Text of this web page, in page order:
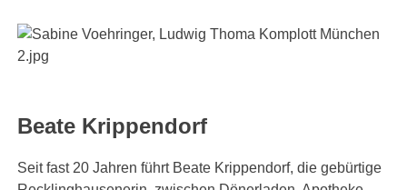
Beate Krippendorf
Seit fast 20 Jahren führt Beate Krippendorf, die gebürtige